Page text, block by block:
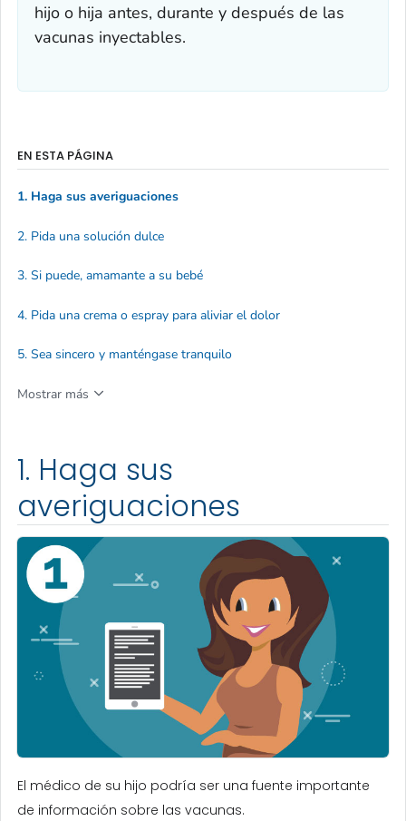
hijo o hija antes, durante y después de las
vacunas inyectables.
1. Haga sus
averiguaciones
El médico de su hijo podría ser una fuente importante
de información sobre las vacunas.
EN ESTA PÁGINA
1. Haga sus averiguaciones
2. Pida una solución dulce
3. Si puede, amamante a su bebé
4. Pida una crema o espray para aliviar el dolor
5. Sea sincero y manténgase tranquilo
Mostrar más